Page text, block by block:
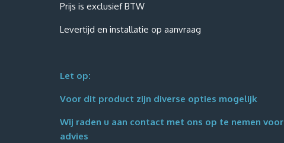
Prijs is exclusief BTW
Levertijd en installatie op aanvraag
Let op:
Voor dit product zijn diverse opties mogelijk
Wij raden u aan contact met ons op te nemen voor
advies